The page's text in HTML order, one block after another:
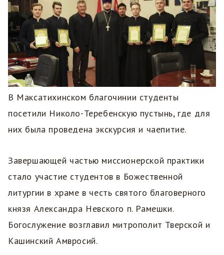
В Максатихинском благочинии студенты
посетили Николо-Теребенскую пустынь, где для
них была проведена экскурсия и чаепитие.
Завершающей частью миссионерской практики
стало участие студентов в Божественной
литургии в храме в честь святого благоверного
князя Александра Невского п. Рамешки.
Богослужение возглавил митрополит Тверской и
Кашинский Амвросий.